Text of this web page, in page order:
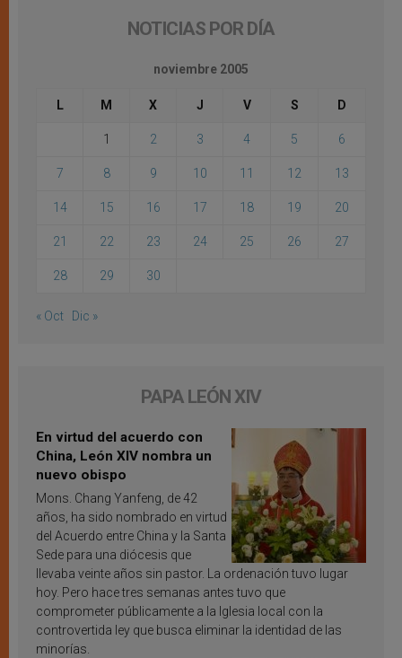
NOTICIAS POR DÍA
noviembre 2005
L M X J V S D
1 2 3 4 5 6
7 8 9 10 11 12 13
14 15 16 17 18 19 20
21 22 23 24 25 26 27
28 29 30
« Oct Dic »
PAPA LEÓN XIV
En virtud del acuerdo con
China, León XIV nombra un
nuevo obispo
Mons. Chang Yanfeng, de 42
años, ha sido nombrado en virtud
del Acuerdo entre China y la Santa
Sede para una diócesis que
llevaba veinte años sin pastor. La ordenación tuvo lugar
hoy. Pero hace tres semanas antes tuvo que
comprometer públicamente a la Iglesia local con la
controvertida ley que busca eliminar la identidad de las
minorías.